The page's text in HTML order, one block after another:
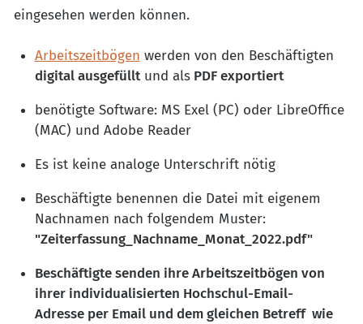
eingesehen werden können.
Arbeitszeitbögen werden von den Beschäftigten
digital ausgefülltund alsPDF exportiert
benötigte Software: MS Exel (PC) oder LibreOffice
(MAC) und Adobe Reader
Es ist keine analoge Unterschrift nötig
Beschäftigte benennen die Datei mit eigenem
Nachnamen nach folgendem Muster:
"Zeiterfassung_Nachname_Monat_2022.pdf"
Beschäftigte senden ihre Arbeitszeitbögen von
ihrer individualisierten Hochschul-Email-
Adresse per Email und dem gleichen Betreff wie